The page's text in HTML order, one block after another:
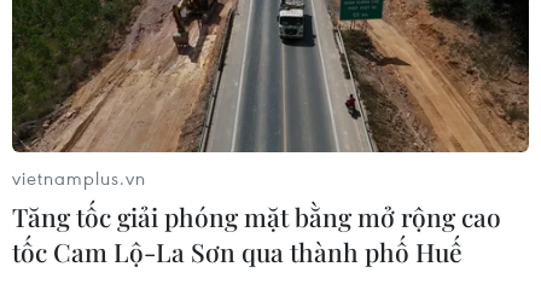
vietnamplus.vn
Tăng tốc giải phóng mặt bằng mở rộng cao
tốc Cam Lộ-La Sơn qua thành phố Huế